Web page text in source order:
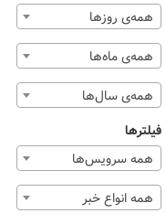
همه‌ی روزها
همه‌ی ماه‌ها
همه‌ی سال‌ها
فیلترها
همه سرویس‌ها
همه انواع خبر